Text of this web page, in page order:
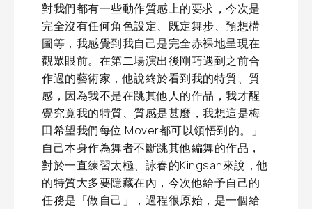
對我們都有一些動作質感上的要求，今次是
完全沒有任何角色設定、既定舞步、預想構
圖等，我感覺到我自己是完全赤裸地呈現在
觀眾眼前。在第二場演出後剛巧遇到之前合
作過的藝術家，他說終於看到我的特質、質
感，因為我不是在跳其他人的作品，我才醒
覺究竟我的特質、質感是甚麼，我想這是梅
田希望我們每位 Mover都可以領悟到的。」
自己本身作為舞者不斷跳其他編舞的作品，
對於一直練習太極、詠春的Kingsan來說，他
的特質大多要隱藏在內，今次他給予自己的
任務是「做自己」，過程很原始，是一個給